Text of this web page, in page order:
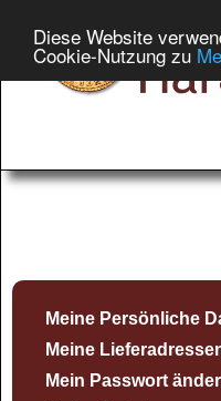
Diese Website
Cookie-Nutzung zu
Meine Persönliche
Meine
Mein Passwort